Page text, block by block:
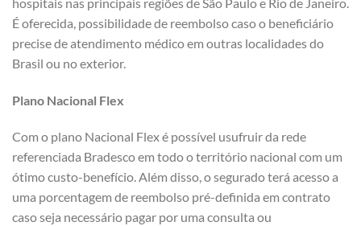
É oferecida, possibilidade de reembolso caso o beneficiário
precise de atendimento médico em outras localidades do
Brasil ou no exterior.
Plano Nacional Flex
Com o plano Nacional Flex é possível usufruir da rede
referenciada Bradesco em todo o território nacional com um
ótimo custo-benefício. Além disso, o segurado terá acesso a
uma porcentagem de reembolso pré-definida em contrato
caso seja necessário pagar por uma consulta ou